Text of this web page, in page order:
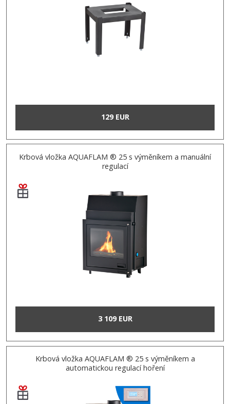
129 EUR
Krbová vložka AQUAFLAM ® 25 s výměníkem a manuální
regulací
3 109 EUR
Krbová vložka AQUAFLAM ® 25 s výměníkem a
automatickou regulací hoření